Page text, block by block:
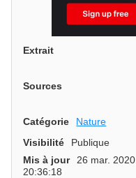
Extrait
Sources
Catégorie Nature
Visibilité
Publique
Mis à jour
26 mar. 2020
20:36:18